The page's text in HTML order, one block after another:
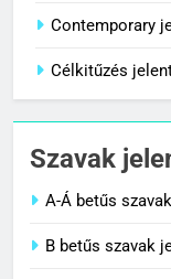
1
Contemporary
Célkitűzés
Szavak
A-Á betűs
B betűs szavak